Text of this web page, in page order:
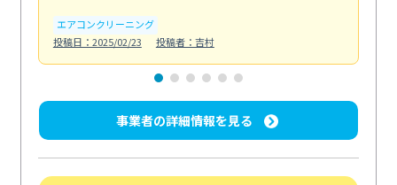
エアコンクリーニング
投稿日：2025/02/23
投稿者：吉村
事業者の詳細情報を見る